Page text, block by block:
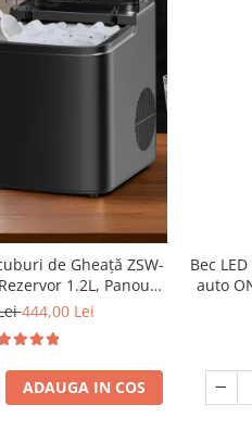
de Gheață ZSW-
1.2L, Panou
Compact, Negru
444,00 Lei
ADAUGA IN COS
Bec
auto